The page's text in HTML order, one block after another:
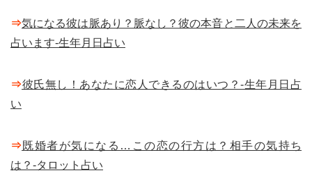
⇒気になる彼は脈あり？脈なし？彼の本音と二人の未来を
占います-生年月日占い
⇒彼氏無し！あなたに恋人できるのはいつ？-生年月日占
い
⇒既婚者が気になる…この恋の行方は？相手の気持ち
は？-タロット占い